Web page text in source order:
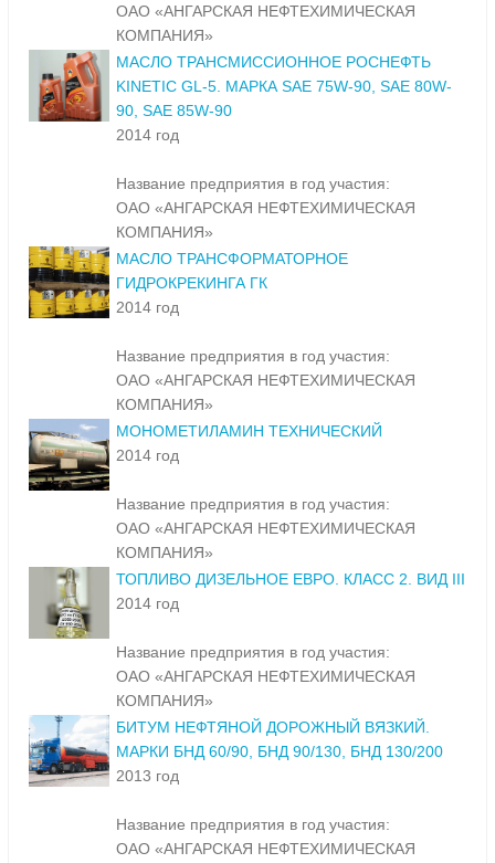
ОАО «АНГАРСКАЯ НЕФТЕХИМИЧЕСКАЯ
КОМПАНИЯ»
МАСЛО ТРАНСМИССИОННОЕ РОСНЕФТЬ
KINETIC GL-5. МАРКА SAE 75W-90, SAE 80W-
90, SAE 85W-90
2014 год
Название предприятия в год участия:
ОАО «АНГАРСКАЯ НЕФТЕХИМИЧЕСКАЯ
КОМПАНИЯ»
МАСЛО ТРАНСФОРМАТОРНОЕ
ГИДРОКРЕКИНГА ГК
2014 год
Название предприятия в год участия:
ОАО «АНГАРСКАЯ НЕФТЕХИМИЧЕСКАЯ
КОМПАНИЯ»
МОНОМЕТИЛАМИН ТЕХНИЧЕСКИЙ
2014 год
Название предприятия в год участия:
ОАО «АНГАРСКАЯ НЕФТЕХИМИЧЕСКАЯ
КОМПАНИЯ»
ТОПЛИВО ДИЗЕЛЬНОЕ ЕВРО. КЛАСС 2. ВИД III
2014 год
Название предприятия в год участия:
ОАО «АНГАРСКАЯ НЕФТЕХИМИЧЕСКАЯ
КОМПАНИЯ»
БИТУМ НЕФТЯНОЙ ДОРОЖНЫЙ ВЯЗКИЙ.
МАРКИ БНД 60/90, БНД 90/130, БНД 130/200
2013 год
Название предприятия в год участия:
ОАО «АНГАРСКАЯ НЕФТЕХИМИЧЕСКАЯ